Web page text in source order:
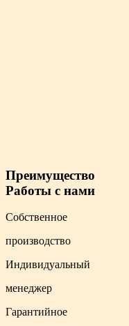
Преимущество
Работы с нами
Собственное
производство
Индивидуальный
менеджер
Гарантийное